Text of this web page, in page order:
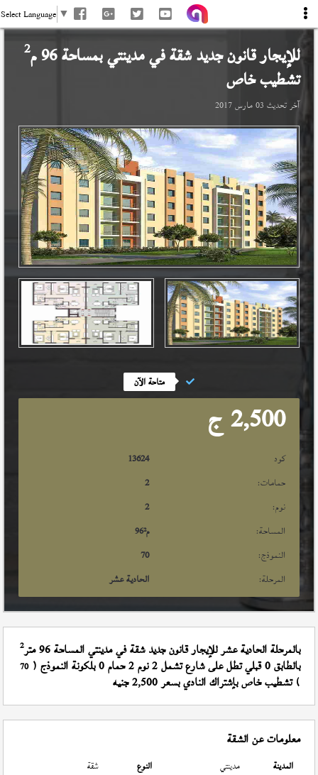
Select Language ▼
للإيجار قانون جديد شقة فيمدينتيبمساحة 96 م 2
تشطيب خاص
آخر تحديث 03 مارس 2017
متاحة الآن
2,500 ج
كود
13624
حمامات:
2
نوم:
2
المساحة:
96م²
النموذج:
70
المرحلة:
الحادية عشر
بالمرحلة الحادية عشر للإيجار قانون جديد شقة في مدينتي المساحة 96 متر 2
بالطابق 0 قبلي تطل على شارع تشمل 2 نوم 2 حمام 0 بلكونة النموذج ( 70
) تشطيب خاص بإشتراك النادي بسعر 2,500 جنيه
معلومات عن الشقة
المدينة مدينتي النوع
شقة